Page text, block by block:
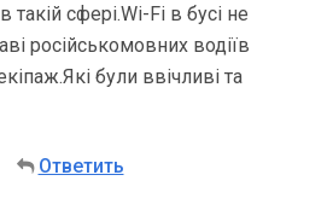
сфері.Wi-Fi в бусі не
російськомовних водіїв
були ввічливі та
Ответить